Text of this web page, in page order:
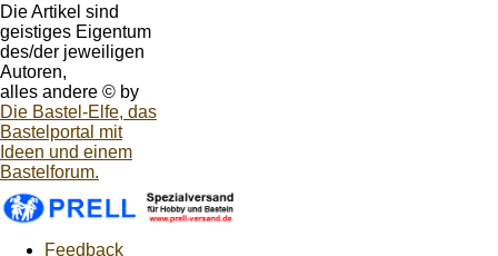
Die Artikel sind
geistiges Eigentum
des/der jeweiligen
Autoren,
alles andere © by
Die Bastel-Elfe, das
Bastelportal mit
Ideen und einem
Bastelforum.
Feedback